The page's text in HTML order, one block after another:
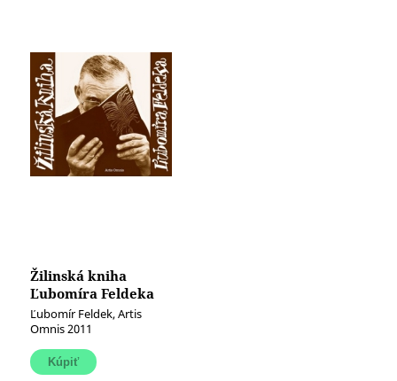
Žilinská kniha
Ľubomíra Feldeka
Ľubomír Feldek, Artis
Omnis 2011